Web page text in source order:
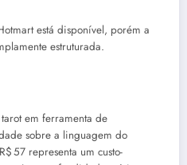
está disponível, porém a
estruturada.
em ferramenta de
sobre a linguagem do
57 representa um custo-